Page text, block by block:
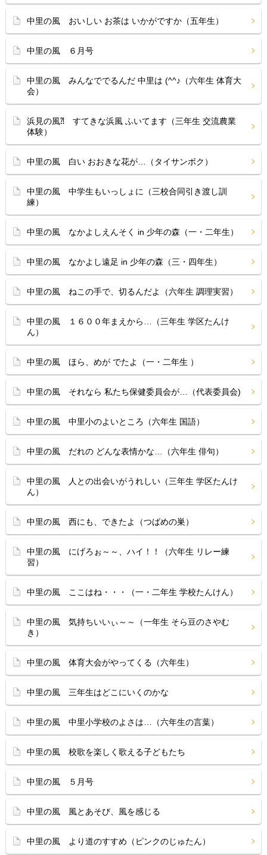
中里の風 おいしい お茶は いかがですか（五年生）
中里の風 ６月号
中里の風 みんなででるんだ 中里は (^^♪（六年生 体育大
会）
浜見の風⁈ すてきな浜風 ふいてます（三年生 交流農業
体験）
中里の風 白い おおきな花が…（タイサンボク）
中里の風 中学生もいっしょに（三校合同引き渡し訓
練）
中里の風 なかよしえんそく in 少年の森（一・二年生）
中里の風 なかよし遠足 in 少年の森（三・四年生）
中里の風 ねこの手で、切るんだよ（六年生 調理実習）
中里の風 １６００年まえから…（三年生 学区たんけ
ん）
中里の風 ほら、めが でたよ（一・二年生 ）
中里の風 それなら 私たち保健委員会が…（代表委員会)
中里の風 中里小のよいところ（六年生 国語）
中里の風 だれの どんな表情かな…（六年生 俳句）
中里の風 人との出会いがうれしい（三年生 学区たんけ
ん）
中里の風 西にも、できたよ（つばめの巣）
中里の風 にげろぉ～～、ハイ！！（六年生 リレー練
習）
中里の風 ここはね・・・（一・二年生 学校たんけん）
中里の風 気持ちいいぃ～～（一年生 そら豆のさやむ
き）
中里の風 体育大会がやってくる（六年生）
中里の風 三年生はどこにいくのかな
中里の風 中里小学校のよさは…（六年生の言葉）
中里の風 校歌を楽しく歌える子どもたち
中里の風 ５月号
中里の風 風とあそび、風を感じる
中里の風 より道のすすめ（ピンクのじゅたん）